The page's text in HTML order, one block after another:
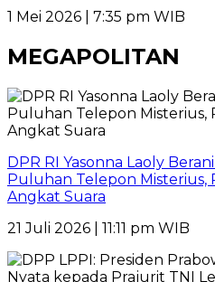
1 Mei 2026 | 7:35 pm WIB
MEGAPOLITAN
DPR RI Yasonna Laoly
Puluhan Telepon Misterius,
Angkat Suara
21 Juli 2026 | 11:11 pm WIB